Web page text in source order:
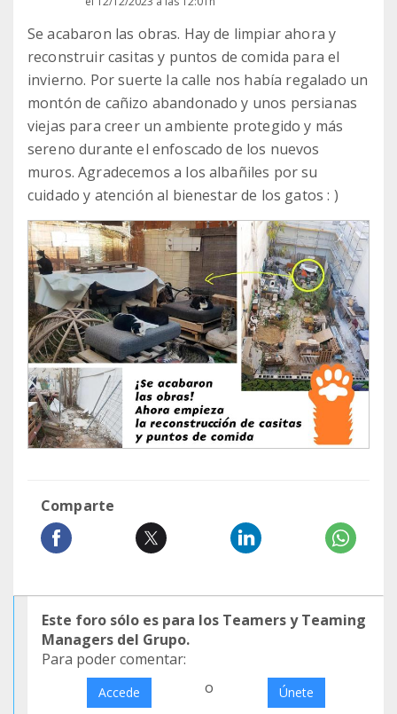
Se acabaron las obras. Hay de limpiar ahora y
reconstruir casitas y puntos de comida para el
invierno. Por suerte la calle nos había regalado un
montón de cañizo abandonado y unos persianas
viejas para creer un ambiente protegido y más
sereno durante el enfoscado de los nuevos
muros. Agradecemos a los albañiles por su
cuidado y atención al bienestar de los gatos : )
Comparte
Este foro sólo es para los Teamers y Teaming
Managers del Grupo.
Para poder comentar:
Accede o Únete